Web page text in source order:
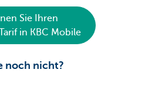
Sie Ihren
in KBC Mobile
noch nicht?